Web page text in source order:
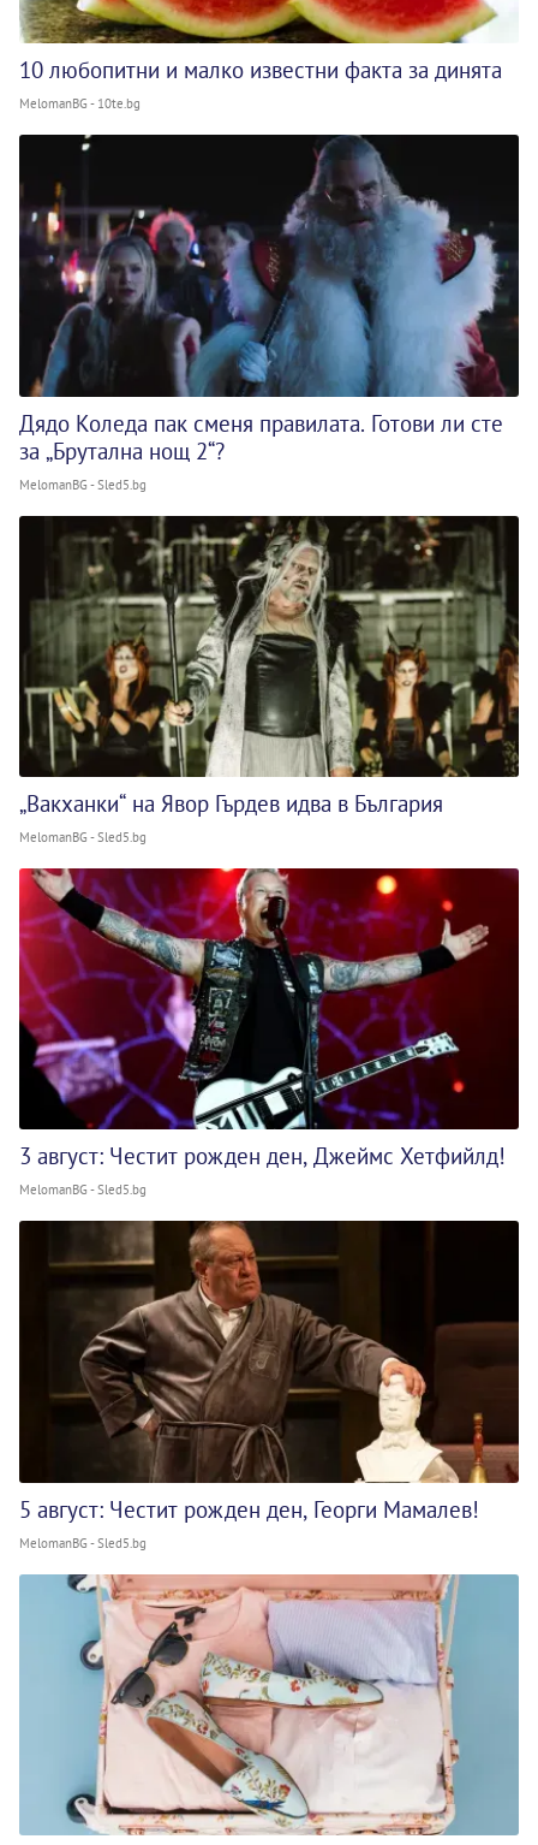
10 любопитни и малко известни факта за динята
MelomanBG - 10te.bg
Дядо Коледа пак сменя правилата. Готови ли сте
за „Брутална нощ 2“?
MelomanBG - Sled5.bg
„Вакханки“ на Явор Гърдев идва в България
MelomanBG - Sled5.bg
3 август: Честит рожден ден, Джеймс Хетфийлд!
MelomanBG - Sled5.bg
5 август: Честит рожден ден, Георги Мамалев!
MelomanBG - Sled5.bg